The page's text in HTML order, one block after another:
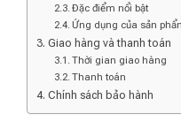
Đặc điểm nổi bật
Ứng dụng của sản
Giao hàng và thanh toán
Thời gian giao hàng
Thanh toán
Chính sách bảo hành